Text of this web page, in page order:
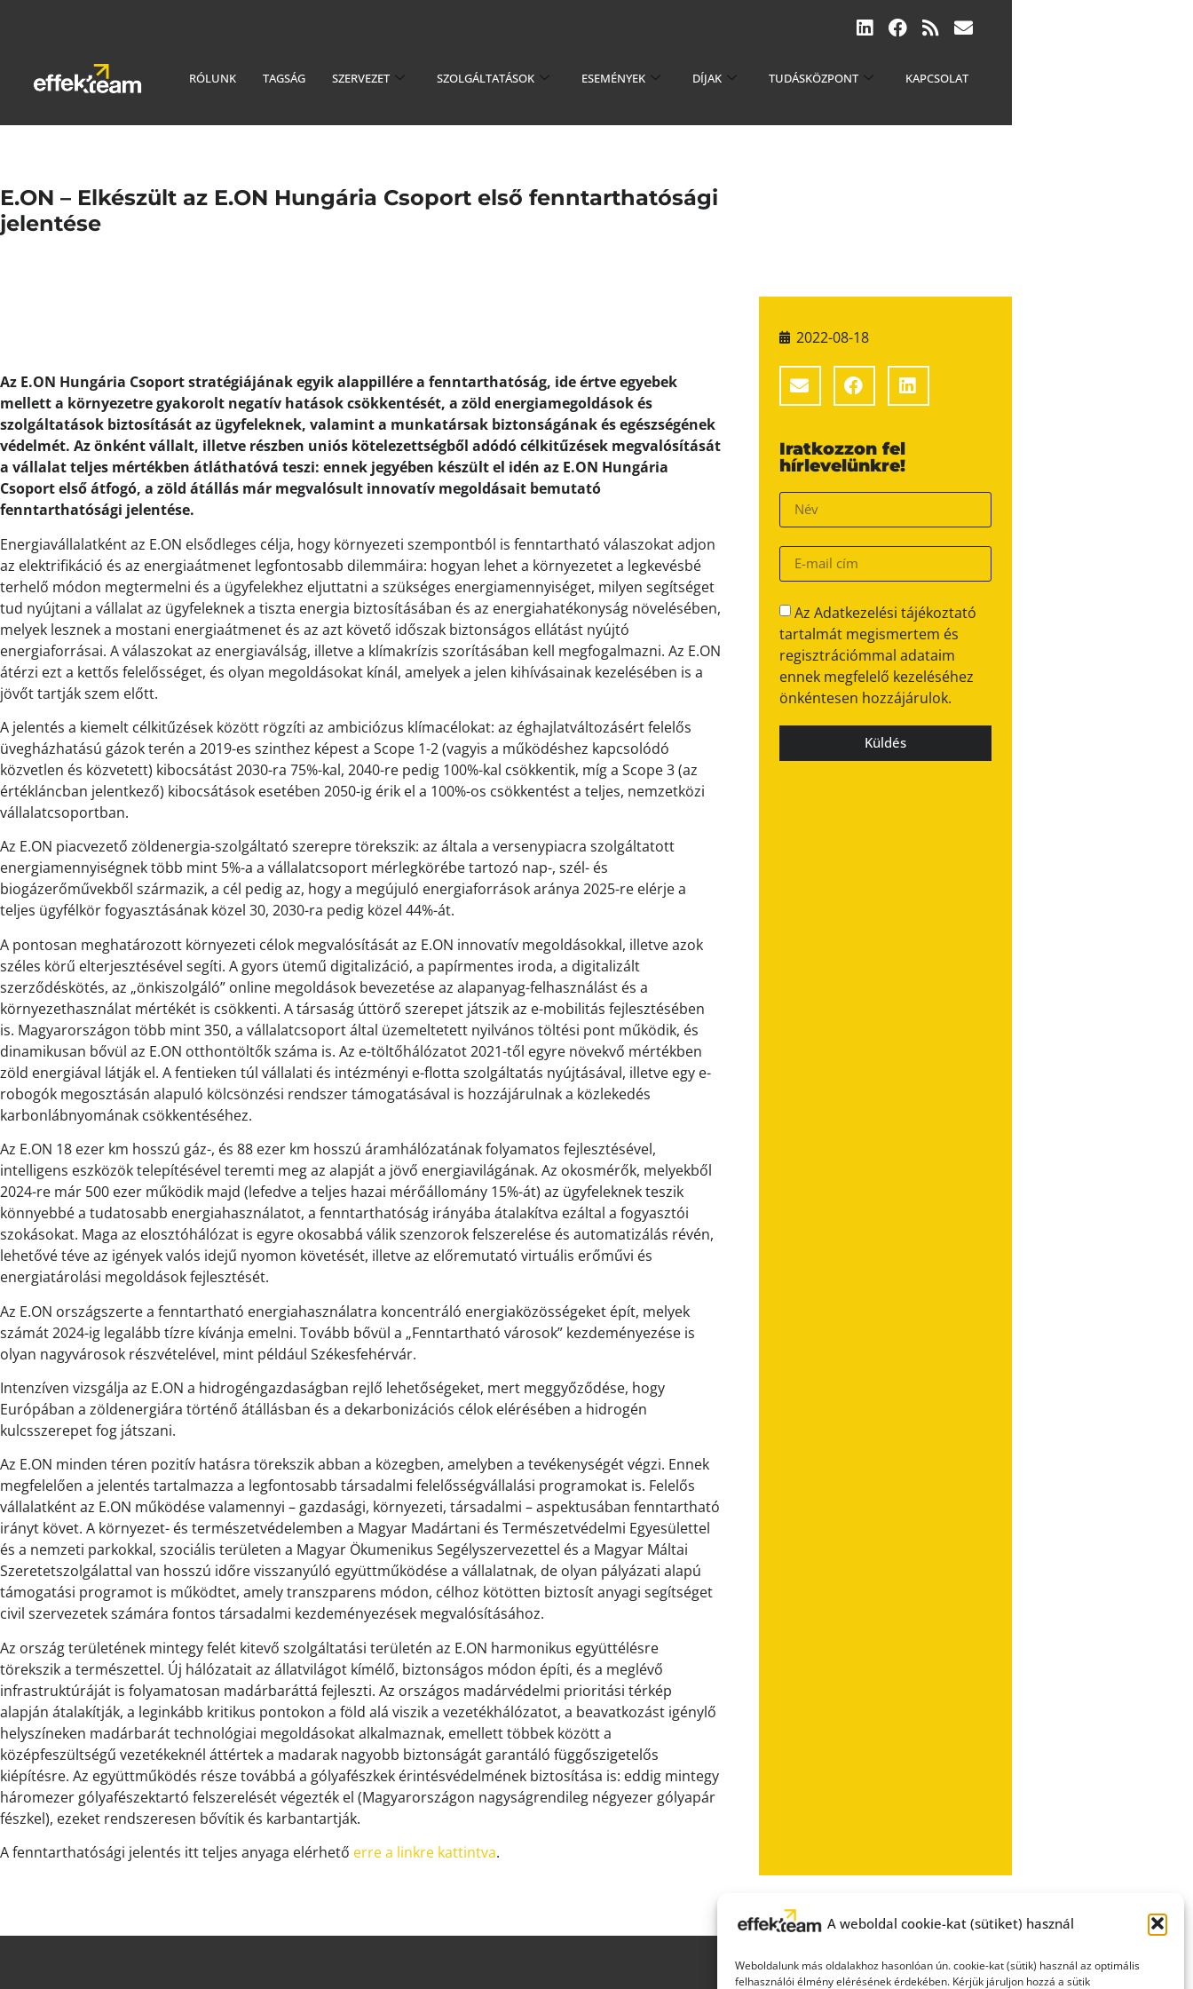
A weboldal cookie-kat (sütiket) használ
Weboldalunk más oldalakhoz hasonlóan ún. cookie-kat (sütik) használ az optimális
felhasználói élmény elérésének érdekében. Kérjük járuljon hozzá a sütik
RÓLUNK TAGSÁG SZERVEZET SZOLGÁLTATÁSOK ESEMÉNYEK DÍJAK TUDÁSKÖZPONT KAPCSOLAT
E.ON – Elkészült az E.ON Hungária Csoport első fenntarthatósági
jelentése
Az E.ON Hungária Csoport stratégiájának egyik alappillére a fenntarthatóság, ide értve egyebek
mellett a környezetre gyakorolt negatív hatások csökkentését, a zöld energiamegoldások és
szolgáltatások biztosítását az ügyfeleknek, valamint a munkatársak biztonságának és egészségének
védelmét. Az önként vállalt, illetve részben uniós kötelezettségből adódó célkitűzések megvalósítását
a vállalat teljes mértékben átláthatóvá teszi: ennek jegyében készült el idén az E.ON Hungária
Csoport első átfogó, a zöld átállás már megvalósult innovatív megoldásait bemutató
fenntarthatósági jelentése.
Energiavállalatként az E.ON elsődleges célja, hogy környezeti szempontból is fenntartható válaszokat adjon
az elektrifikáció és az energiaátmenet legfontosabb dilemmáira: hogyan lehet a környezetet a legkevésbé
terhelő módon megtermelni és a ügyfelekhez eljuttatni a szükséges energiamennyiséget, milyen segítséget
tud nyújtani a vállalat az ügyfeleknek a tiszta energia biztosításában és az energiahatékonyság növelésében,
melyek lesznek a mostani energiaátmenet és az azt követő időszak biztonságos ellátást nyújtó
energiaforrásai. A válaszokat az energiaválság, illetve a klímakrízis szorításában kell megfogalmazni. Az E.ON
átérzi ezt a kettős felelősséget, és olyan megoldásokat kínál, amelyek a jelen kihívásainak kezelésében is a
jövőt tartják szem előtt.
A jelentés a kiemelt célkitűzések között rögzíti az ambiciózus klímacélokat: az éghajlatváltozásért felelős
üvegházhatású gázok terén a 2019-es szinthez képest a Scope 1-2 (vagyis a működéshez kapcsolódó
közvetlen és közvetett) kibocsátást 2030-ra 75%-kal, 2040-re pedig 100%-kal csökkentik, míg a Scope 3 (az
értékláncban jelentkező) kibocsátások esetében 2050-ig érik el a 100%-os csökkentést a teljes, nemzetközi
vállalatcsoportban.
Az E.ON piacvezető zöldenergia-szolgáltató szerepre törekszik: az általa a versenypiacra szolgáltatott
energiamennyiségnek több mint 5%-a a vállalatcsoport mérlegkörébe tartozó nap-, szél- és
biogázerőművekből származik, a cél pedig az, hogy a megújuló energiaforrások aránya 2025-re elérje a
teljes ügyfélkör fogyasztásának közel 30, 2030-ra pedig közel 44%-át.
A pontosan meghatározott környezeti célok megvalósítását az E.ON innovatív megoldásokkal, illetve azok
széles körű elterjesztésével segíti. A gyors ütemű digitalizáció, a papírmentes iroda, a digitalizált
szerződéskötés, az „önkiszolgáló” online megoldások bevezetése az alapanyag-felhasználást és a
környezethasználat mértékét is csökkenti. A társaság úttörő szerepet játszik az e-mobilitás fejlesztésében
is. Magyarországon több mint 350, a vállalatcsoport által üzemeltetett nyilvános töltési pont működik, és
dinamikusan bővül az E.ON otthontöltők száma is. Az e-töltőhálózatot 2021-től egyre növekvő mértékben
zöld energiával látják el. A fentieken túl vállalati és intézményi e-flotta szolgáltatás nyújtásával, illetve egy e-
robogók megosztásán alapuló kölcsönzési rendszer támogatásával is hozzájárulnak a közlekedés
karbonlábnyomának csökkentéséhez.
Az E.ON 18 ezer km hosszú gáz-, és 88 ezer km hosszú áramhálózatának folyamatos fejlesztésével,
intelligens eszközök telepítésével teremti meg az alapját a jövő energiavilágának. Az okosmérők, melyekből
2024-re már 500 ezer működik majd (lefedve a teljes hazai mérőállomány 15%-át) az ügyfeleknek teszik
könnyebbé a tudatosabb energiahasználatot, a fenntarthatóság irányába átalakítva ezáltal a fogyasztói
szokásokat. Maga az elosztóhálózat is egyre okosabbá válik szenzorok felszerelése és automatizálás révén,
lehetővé téve az igények valós idejű nyomon követését, illetve az előremutató virtuális erőművi és
energiatárolási megoldások fejlesztését.
Az E.ON országszerte a fenntartható energiahasználatra koncentráló energiaközösségeket épít, melyek
számát 2024-ig legalább tízre kívánja emelni. Tovább bővül a „Fenntartható városok” kezdeményezése is
olyan nagyvárosok részvételével, mint például Székesfehérvár.
Intenzíven vizsgálja az E.ON a hidrogéngazdaságban rejlő lehetőségeket, mert meggyőződése, hogy
Európában a zöldenergiára történő átállásban és a dekarbonizációs célok elérésében a hidrogén
kulcsszerepet fog játszani.
Az E.ON minden téren pozitív hatásra törekszik abban a közegben, amelyben a tevékenységét végzi. Ennek
megfelelően a jelentés tartalmazza a legfontosabb társadalmi felelősségvállalási programokat is. Felelős
vállalatként az E.ON működése valamennyi – gazdasági, környezeti, társadalmi – aspektusában fenntartható
irányt követ. A környezet- és természetvédelemben a Magyar Madártani és Természetvédelmi Egyesülettel
és a nemzeti parkokkal, szociális területen a Magyar Ökumenikus Segélyszervezettel és a Magyar Máltai
Szeretetszolgálattal van hosszú időre visszanyúló együttműködése a vállalatnak, de olyan pályázati alapú
támogatási programot is működtet, amely transzparens módon, célhoz kötötten biztosít anyagi segítséget
civil szervezetek számára fontos társadalmi kezdeményezések megvalósításához.
Az ország területének mintegy felét kitevő szolgáltatási területén az E.ON harmonikus együttélésre
törekszik a természettel. Új hálózatait az állatvilágot kímélő, biztonságos módon építi, és a meglévő
infrastruktúráját is folyamatosan madárbaráttá fejleszti. Az országos madárvédelmi prioritási térkép
alapján átalakítják, a leginkább kritikus pontokon a föld alá viszik a vezetékhálózatot, a beavatkozást igénylő
helyszíneken madárbarát technológiai megoldásokat alkalmaznak, emellett többek között a
középfeszültségű vezetékeknél áttértek a madarak nagyobb biztonságát garantáló függőszigetelős
kiépítésre. Az együttműködés része továbbá a gólyafészkek érintésvédelmének biztosítása is: eddig mintegy
háromezer gólyafészektartó felszerelését végezték el (Magyarországon nagyságrendileg négyezer gólyapár
fészkel), ezeket rendszeresen bővítik és karbantartják.
A fenntarthatósági jelentés itt teljes anyaga elérhető erre a linkre kattintva.
2022-08-18
Iratkozzon fel
hírlevelünkre!
Az Adatkezelési tájékoztató
tartalmát megismertem és
regisztrációmmal adataim
ennek megfelelő kezeléséhez
önkéntesen hozzájárulok.
Küldés